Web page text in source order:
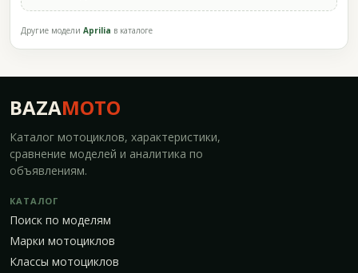
Другие модели Aprilia в каталоге
BAZAMOTO
Каталог мотоциклов, характеристики,
сравнение моделей и аналитика по
объявлениям.
КАТАЛОГ
Поиск по моделям
Марки мотоциклов
Классы мотоциклов